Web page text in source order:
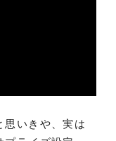
思いきや、実は